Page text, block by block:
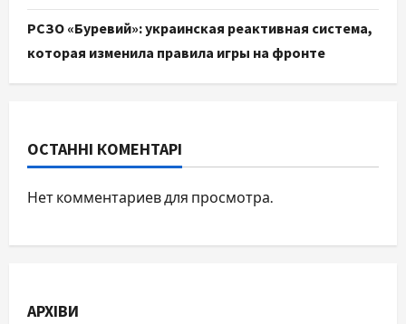
РСЗО «Буревий»: украинская реактивная система,
которая изменила правила игры на фронте
ОСТАННІ КОМЕНТАРІ
Нет комментариев для просмотра.
АРХІВИ